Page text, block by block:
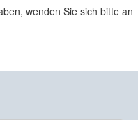
wenden Sie sich bitte an